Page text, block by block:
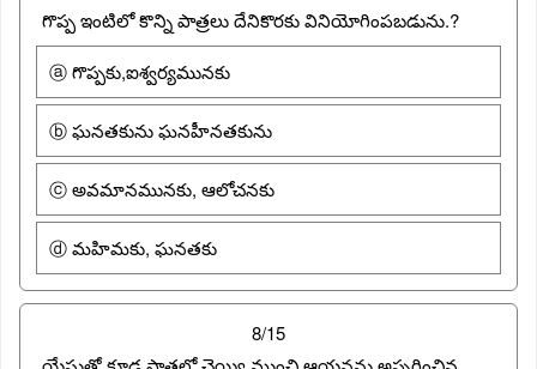
గొప్ప ఇంటిలో కొన్ని పాత్రలు దేనికొరకు వినియోగింపబడును.?
ⓐ గొప్పకు,ఐశ్వర్యమునకు
ⓑ ఘనతకును ఘనహీనతకును
ⓒ అవమానమునకు, ఆలోచనకు
ⓓ మహిమకు, ఘనతకు
8/15